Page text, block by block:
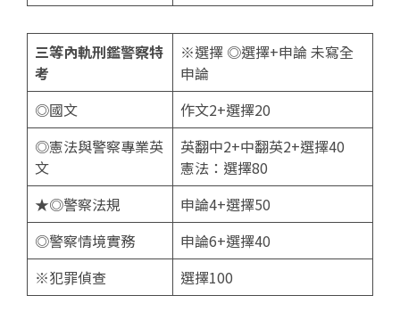
三等內軌刑鑑警察特
考
※選擇 ◎選擇+申論 未寫全
申論
◎國文
作文2+選擇20
◎憲法與警察專業英
文
英翻中2+中翻英2+選擇40
憲法：選擇80
★◎警察法規
申論4+選擇50
◎警察情境實務
申論6+選擇40
※犯罪偵查
選擇100